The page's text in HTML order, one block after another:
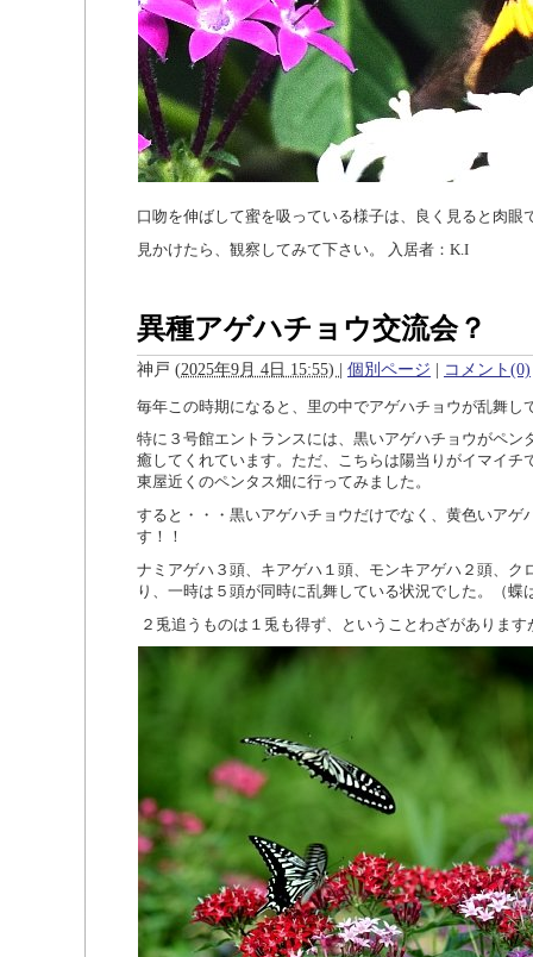
口吻を伸ばして蜜を吸っている様子は、良く見ると肉眼
見かけたら、観察してみて下さい。 入居者： K.I
異種アゲハチョウ交流会？
神戸 (2025年9月 4日 15:55) | 個別ページ | コメント(0)
毎年この時期になると、里の中でアゲハチョウが乱舞し
特に３号館エントランスには、黒いアゲハチョウがペン
癒してくれています。ただ、こちらは陽当りがイマイチ
東屋近くのペンタス畑に行ってみました。
すると・・・黒いアゲハチョウだけでなく、黄色いアゲ
す！！
ナミアゲハ３頭、キアゲハ１頭、モンキアゲハ２頭、ク
り、一時は５頭が同時に乱舞している状況でした。（蝶
２兎追うものは１兎も得ず、ということわざがありま